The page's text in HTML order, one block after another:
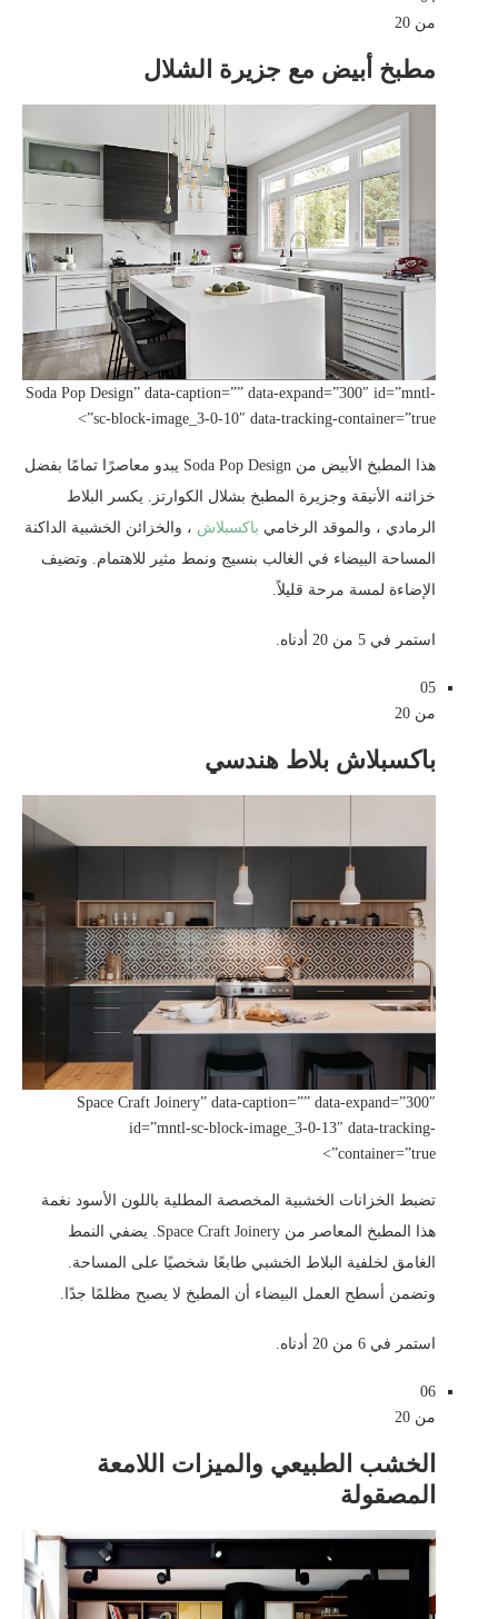
من 20
مطبخ أبيض مع جزيرة الشلال
Soda Pop Design” data-caption=”” data-expand=”300″ id=”mntl-
sc-block-image_3-0-10″ data-tracking-container=”true”>
هذا المطبخ الأبيض من Soda Pop Design يبدو معاصرًا تمامًا بفضل
خزائنه الأنيقة وجزيرة المطبخ بشلال الكوارتز. يكسر البلاط
الرمادي ، والموقد الرخامي باكسبلاش ، والخزائن الخشبية الداكنة
المساحة البيضاء في الغالب بنسيج ونمط مثير للاهتمام. وتضيف
الإضاءة لمسة مرحة قليلاً.
استمر في 5 من 20 أدناه.
05
من 20
باكسبلاش بلاط هندسي
Space Craft Joinery” data-caption=”” data-expand=”300″
id=”mntl-sc-block-image_3-0-13″ data-tracking-
container=”true”>
تضبط الخزانات الخشبية المخصصة المطلية باللون الأسود نغمة
هذا المطبخ المعاصر من Space Craft Joinery. يضفي النمط
الغامق لخلفية البلاط الخشبي طابعًا شخصيًا على المساحة.
وتضمن أسطح العمل البيضاء أن المطبخ لا يصبح مظلمًا جدًا.
استمر في 6 من 20 أدناه.
06
من 20
الخشب الطبيعي والميزات اللامعة
المصقولة